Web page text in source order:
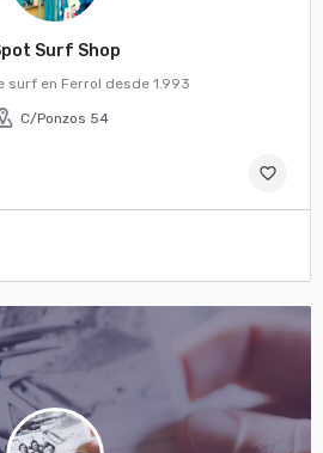
Surf Shop
surf en Ferrol desde 1.993
C/Ponzos 54
favorite_border